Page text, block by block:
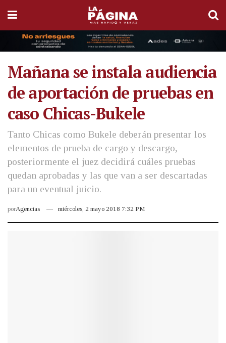
Mañana se instala audiencia
de aportación de pruebas en
caso Chicas-Bukele
Tanto Chicas como Bukele deberán presentar los
elementos de prueba de cargo y descargo,
posteriormente el juez decidirá cuáles pruebas
quedan aprobadas y las que van a ser descartadas
para un eventual juicio.
porAgencias miércoles, 2 mayo 2018 7:32 PM